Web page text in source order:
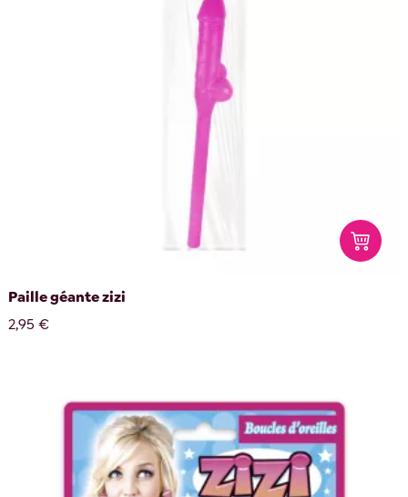
Paille géante zizi
2,95 €